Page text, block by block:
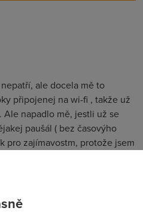
ale docela mě to
připojenej na wi-fi , takže už
napadlo mě, jestli už se
paušál ( bez časovýho
pro zajímavostm, protože jsem